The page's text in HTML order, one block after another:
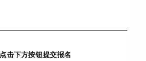
点击下方按钮提交报名